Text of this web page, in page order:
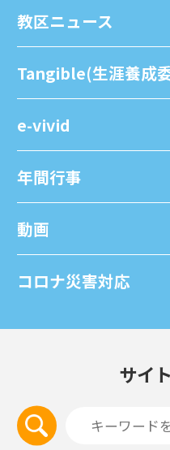
教区ニュース
Tangible(生涯養成
e-vivid
年間⾏事
動画
コロナ災害対応
サイ